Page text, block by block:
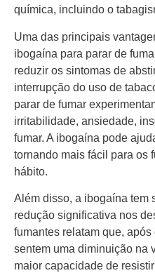
química, incluindo o
Uma das principais
ibogaína para parar de
reduzir os sintomas de
interrupção do uso de
parar de fumar
irritabilidade, ansiedade,
fumar. A ibogaína pode
tornando mais fácil para os
hábito.
Além disso, a ibogaína tem
redução significativa nos
fumantes relatam que,
sentem uma diminuição na
maior capacidade de